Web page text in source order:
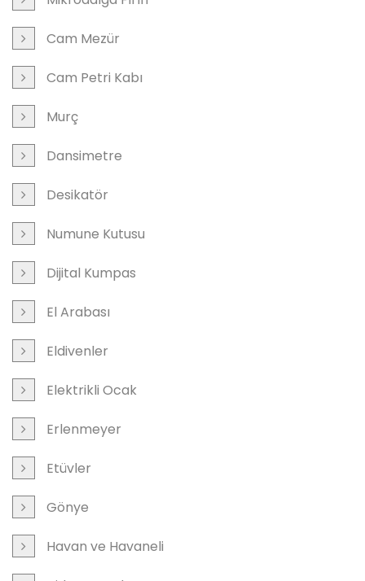
Cam Mezür
Cam Petri Kabı
Murç
Dansimetre
Desikatör
Numune Kutusu
Dijital Kumpas
El Arabası
Eldivenler
Elektrikli Ocak
Erlenmeyer
Etüvler
Gönye
Havan ve Havaneli